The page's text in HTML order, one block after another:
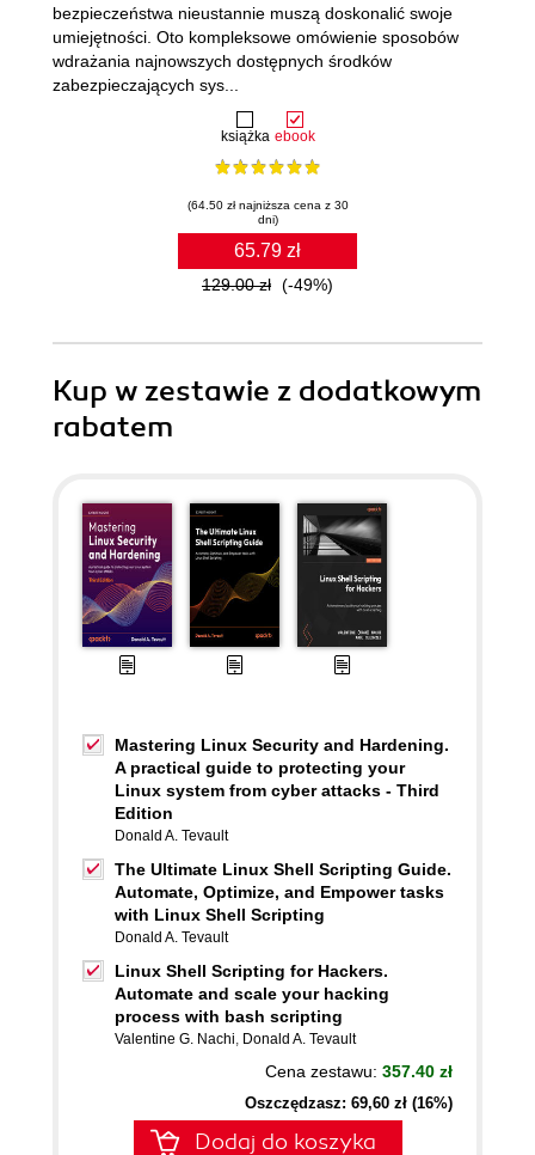
książka ebook
(64.50 zł najniższa cena z 30
dni)
65.79 zł
129.00 zł (-49%)
bezpieczeństwa nieustannie muszą doskonalić swoje
umiejętności. Oto kompleksowe omówienie sposobów
wdrażania najnowszych dostępnych środków
zabezpieczających sys...
Kup w zestawie z dodatkowym
rabatem
Mastering Linux Security and Hardening.
A practical guide to protecting your
Linux system from cyber attacks - Third
Edition
Donald A. Tevault
The Ultimate Linux Shell Scripting Guide.
Automate, Optimize, and Empower tasks
with Linux Shell Scripting
Donald A. Tevault
Linux Shell Scripting for Hackers.
Automate and scale your hacking
process with bash scripting
Valentine G. Nachi, Donald A. Tevault
Cena zestawu: 357.40 zł
Oszczędzasz: 69,60 zł (16%)
Dodaj do koszyka